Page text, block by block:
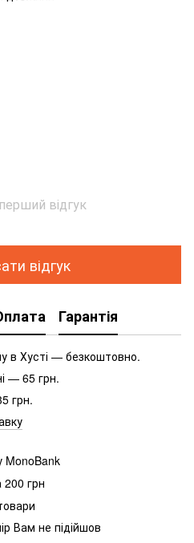
відгук
відгук
Гарантія
в Хусті — безкоштовно.
— 65 грн.
грн.
MonoBank
грн
Вам не підійшов